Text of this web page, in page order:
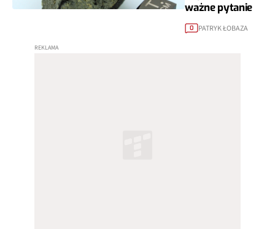
ważne pytanie
0 PATRYK ŁOBAZA